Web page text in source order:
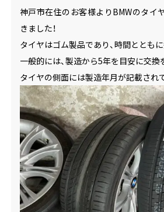
神戸市在住のお客様よりBMWのタイ
きました！
タイヤはゴム製品であり、時間とともに
一般的には、製造から5年を目安に交換
タイヤの側面には製造年月が記載され